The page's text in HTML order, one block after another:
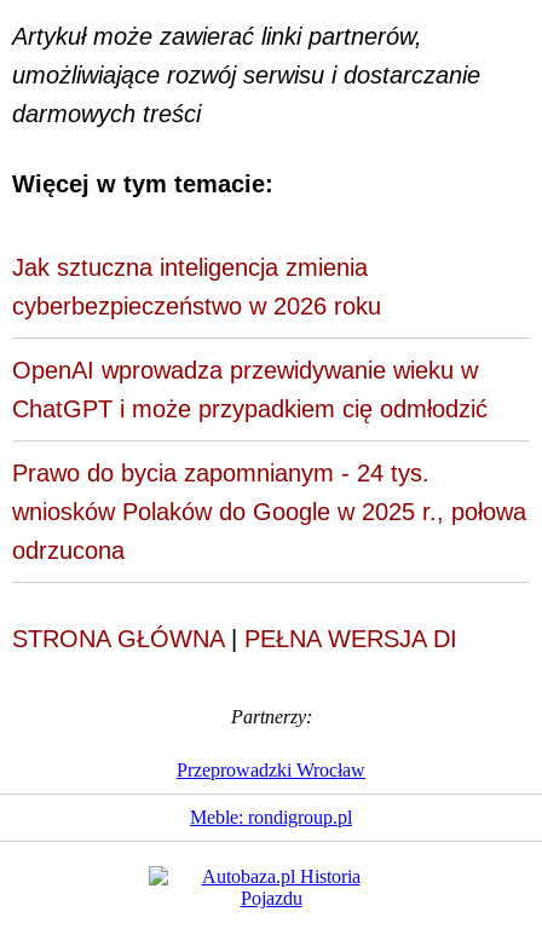
Artykuł może zawierać linki partnerów,
umożliwiające rozwój serwisu i dostarczanie
darmowych treści
Więcej w tym temacie:
Jak sztuczna inteligencja zmienia
cyberbezpieczeństwo w 2026 roku
OpenAI wprowadza przewidywanie wieku w
ChatGPT i może przypadkiem cię odmłodzić
Prawo do bycia zapomnianym - 24 tys.
wniosków Polaków do Google w 2025 r., połowa
odrzucona
STRONA GŁÓWNA| PEŁNA WERSJA DI
Partnerzy:
Przeprowadzki Wrocław
Meble: rondigroup.pl